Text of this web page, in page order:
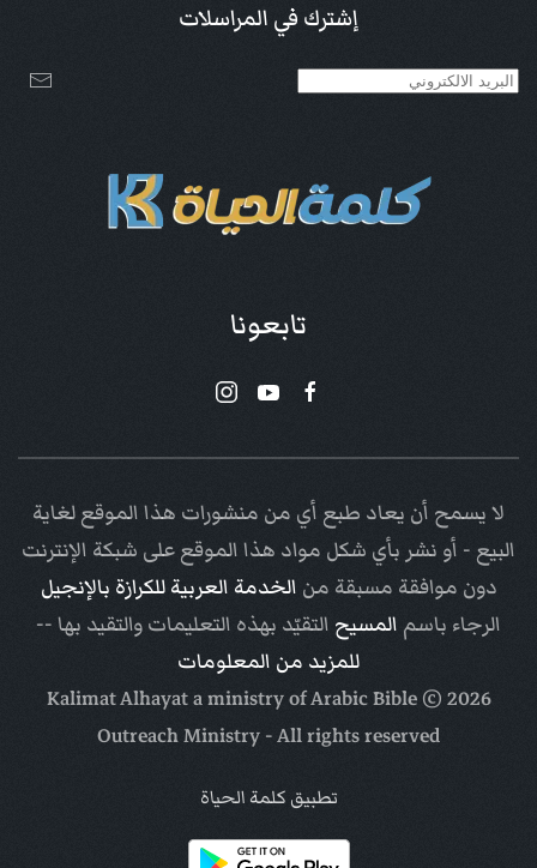
إشترك في المراسلات
تابعونا
لا يسمح أن يعاد طبع أي من منشورات هذا الموقع لغاية
البيع - أو نشر بأي شكل مواد هذا الموقع على شبكة الإنترنت
دون موافقة مسبقة من الخدمة العربية للكرازة بالإنجيل
الرجاء باسم المسيح التقيّد بهذه التعليمات والتقيد بها --
للمزيد من المعلومات
2026
© Kalimat Alhayat a ministry of
Arabic Bible
Outreach Ministry- All rights reserved
تطبيق كلمة الحياة